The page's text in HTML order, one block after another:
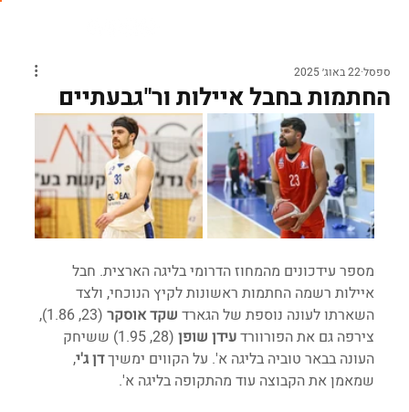
החתמות בחבל איילות ור"גבעתיים
ספסל22 באוג׳ 2025
מספר עידכונים מהמחוז הדרומי בליגה הארצית. חבל
איילות רשמה החתמות ראשונות לקיץ הנוכחי, ולצד
השארתו לעונה נוספת של הגארד שקד אוסקר
(23, 1.86),
צירפה גם את הפורוורד עידן שופן
(28, 1.95) ששיחק
העונה בבאר טוביה בליגה א'. על הקווים ימשיך דן ג'י,
שמאמן את הקבוצה עוד מהתקופה בליגה א'.